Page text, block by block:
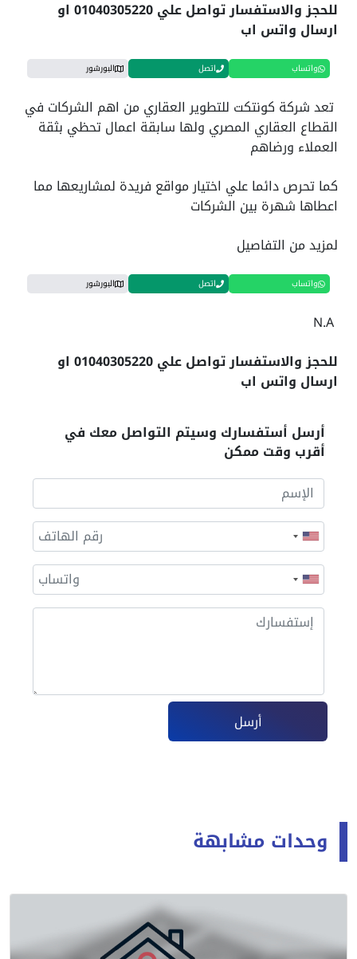
للحجز والاستفسار تواصل علي 01040305220 او
ارسال واتس اب
واتساب اتصل البورشور
تعد شركة كونتكت للتطوير العقاري من اهم الشركات في
القطاع العقاري المصري ولها سابقة اعمال تحظي بثقة
العملاء ورضاهم
كما تحرص دائما علي اختيار مواقع فريدة لمشاريعها مما
اعطاها شهرة بين الشركات
لمزيد من التفاصيل
واتساب اتصل البورشور
للحجز والاستفسار تواصل علي 01040305220 او
ارسال واتس اب
أرسل أستفسارك وسيتم التواصل معك في
أقرب وقت ممكن
أرسل
وحدات مشابهة